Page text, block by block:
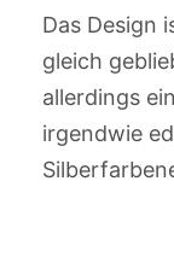
Das Design
gleich
allerdings
irgendwie